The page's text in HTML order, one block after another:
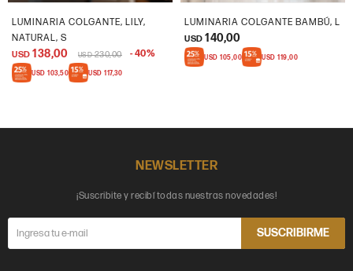
LUMINARIA COLGANTE, LILY,
NATURAL, S
USD 138,00 USD 230,00 40
USD 103,50 USD 117,30
LUMINARIA COLGANTE BAMBÚ, L
USD 140,00
USD 105,00 USD 119,00
NEWSLETTER
¡Suscribite y recibí todas nuestras novedades!
SUSCRIBIRME